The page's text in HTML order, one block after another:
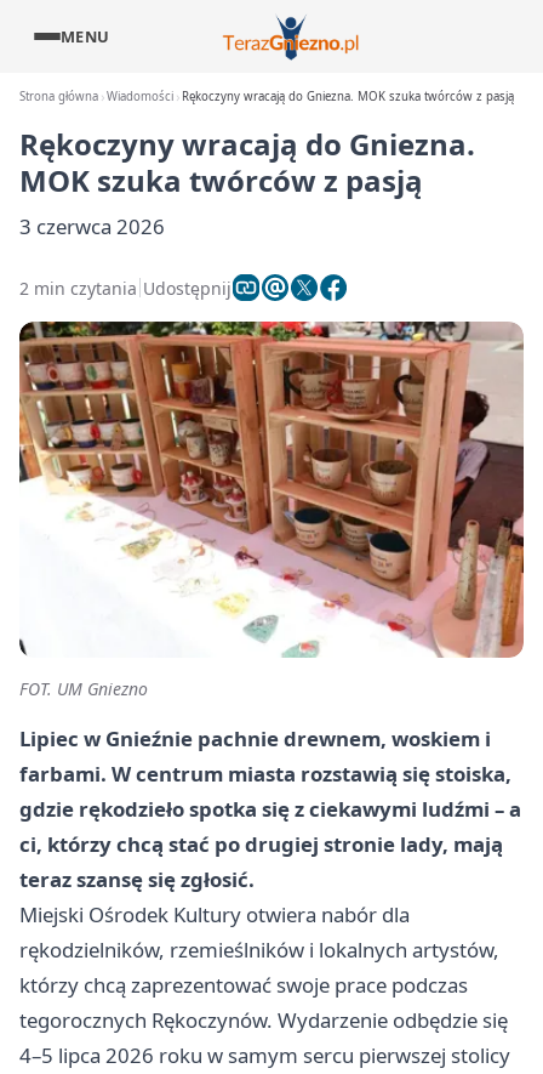
MENU
Strona główna Wiadomości Rękoczyny wracają do Gniezna. MOK szuka twórców z pasją
Rękoczyny wracają do Gniezna.
MOK szuka twórców z pasją
3 czerwca 2026
2 min czytania Udostępnij
FOT. UM Gniezno
Lipiec w Gnieźnie pachnie drewnem, woskiem i
farbami. W centrum miasta rozstawią się stoiska,
gdzie rękodzieło spotka się z ciekawymi ludźmi – a
ci, którzy chcą stać po drugiej stronie lady, mają
teraz szansę się zgłosić.
Miejski Ośrodek Kultury otwiera nabór dla
rękodzielników, rzemieślników i lokalnych artystów,
którzy chcą zaprezentować swoje prace podczas
tegorocznych Rękoczynów. Wydarzenie odbędzie się
4–5 lipca 2026 roku w samym sercu pierwszej stolicy